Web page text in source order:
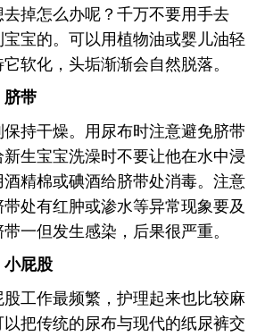
掉怎么办呢？千万不要用手去
宝的。可以用植物油或婴儿油轻
软化，头垢渐渐会自然脱落。
带
持干燥。用尿布时注意避免脐带
生宝宝洗澡时不要让他在水中浸
精棉或碘酒给脐带处消毒。注意
处有红肿或渗水等异常现象要及
一但发生感染，后果很严重。
屁股
工作最频繁，护理起来也比较麻
把传统的尿布与现代的纸尿裤交